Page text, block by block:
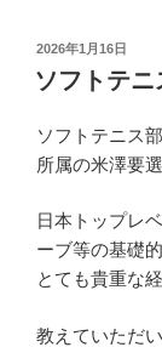
投
稿
日:
2026年1月16日
ソフトテ
ソフトテニス
所属の米澤要
日本トップレ
ーブ等の基礎
とても貴重な
教えていただ